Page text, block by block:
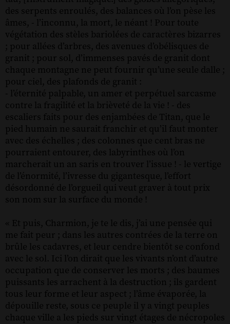
des serpents enroulés, des balances où l’on pèse les
âmes, - l’inconnu, la mort, le néant ! Pour toute
végétation des stèles bariolées de caractères bizarres
; pour allées d’arbres, des avenues d’obélisques de
granit ; pour sol, d’immenses pavés de granit dont
chaque montagne ne peut fournir qu’une seule dalle ;
pour ciel, des plafonds de granit :
- l’éternité palpable, un amer et perpétuel sarcasme
contre la fragilité et la brièveté de la vie ! - des
escaliers faits pour des enjambées de Titan, que le
pied humain ne saurait franchir et qu’il faut monter
avec des échelles ; des colonnes que cent bras ne
pourraient entourer, des labyrinthes où l’on
marcherait un an saris en trouver l’issue ! - le vertige
de l’énormité, l’ivresse du gigantesque, l’effort
désordonné de l’orgueil qui veut graver à tout prix
son nom sur la surface du monde !
« Et puis, Charmion, je te le dis, j’ai une pensée qui
me fait peur ; dans les autres contrées de la terre on
brûle les cadavres, et leur cendre bientôt se confond
avec le sol. Ici l’on dirait que les vivants n’ont d’autre
occupation que de conserver les morts ; des baumes
puissants les arrachent à la destruction ; ils gardent
tous leur forme et leur aspect ; l’âme évaporée, la
dépouille reste, sous ce peuple il y a vingt peuples
chaque ville a les pieds sur vingt étages de nécropoles